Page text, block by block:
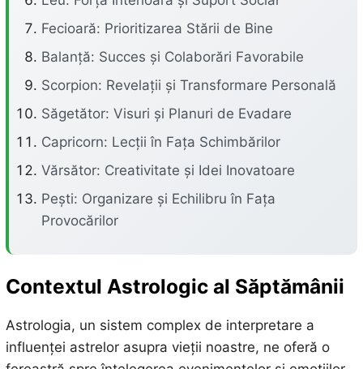
Fecioară: Prioritizarea Stării de Bine
Balanță: Succes și Colaborări Favorabile
Scorpion: Revelații și Transformare Personală
Săgetător: Visuri și Planuri de Evadare
Capricorn: Lecții în Fața Schimbărilor
Vărsător: Creativitate și Idei Inovatoare
Pești: Organizare și Echilibru în Fața
Provocărilor
Contextul Astrologic al Săptămânii
Astrologia, un sistem complex de interpretare a
influenței astrelor asupra vieții noastre, ne oferă o